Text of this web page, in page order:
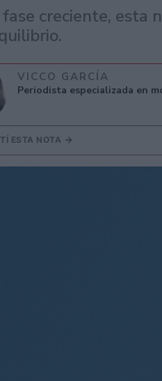
fase creciente, esta
VICCO GARCÍA
Periodista especializada en
ESTA NOTA